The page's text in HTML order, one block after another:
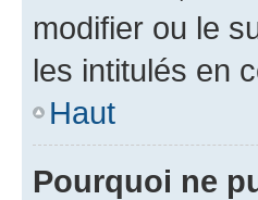
modifier ou le
les intitulés en
Haut
Pourquoi ne